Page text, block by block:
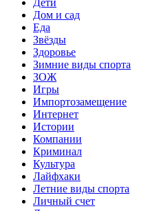
Дом и сад
Еда
Звёзды
Здоровье
Зимние виды спорта
ЗОЖ
Игры
Импортозамещение
Интернет
Истории
Компании
Криминал
Культура
Лайфхаки
Летние виды спорта
Личный счет